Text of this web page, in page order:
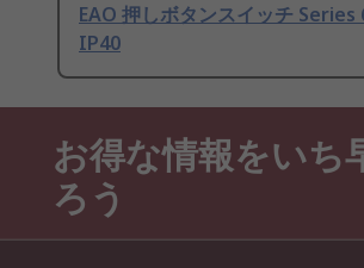
EAO 押しボタンスイッチ Series
IP40
お得な情報をいち
ろう